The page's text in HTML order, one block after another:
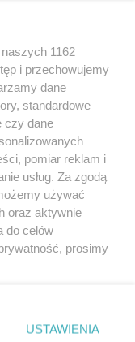
sp. z o.o.
1162
i przechowujemy
dane
standardowe
czy dane
pomiar reklam i
usług. Za zgodą
używać
oraz aktywnie
do celów
prosimy
rogu strony
nie wymagają
USTAWIENIA